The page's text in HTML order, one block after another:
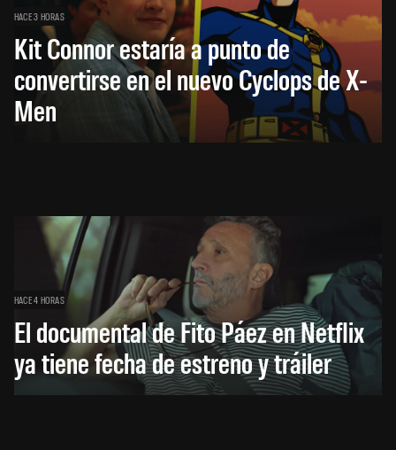
HACE 3 HORAS
Kit Connor estaría a punto de
convertirse en el nuevo Cyclops de X-
Men
HACE 4 HORAS
El documental de Fito Páez en Netflix
ya tiene fecha de estreno y tráiler